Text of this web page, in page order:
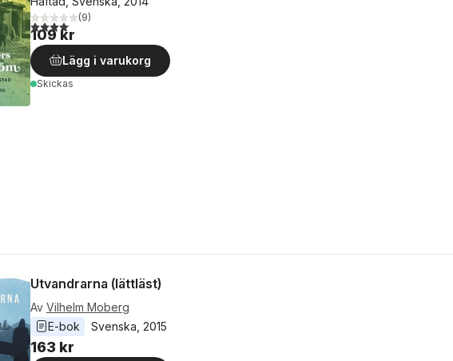
4,1utav 5 stjärnor. Totalt antal röster:
(9)
109 kr
Lägg i varukorg
Skickas
Utvandrarna (lättläst)
Av Vilhelm Moberg
E-bok
Svenska 2015
163 kr